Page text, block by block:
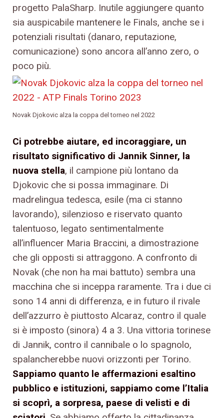
progetto PalaSharp. Inutile aggiungere quanto
sia auspicabile mantenere le Finals, anche se i
potenziali risultati (danaro, reputazione,
comunicazione) sono ancora all’anno zero, o
poco più.
Novak Djokovic alza la coppa del torneo nel 2022
Ci potrebbe aiutare, ed incoraggiare, un
risultato significativo di Jannik Sinner, la
nuova stella, il campione più lontano da
Djokovic che si possa immaginare. Di
madrelingua tedesca, esile (ma ci stanno
lavorando), silenzioso e riservato quanto
talentuoso, legato sentimentalmente
all’influencer Maria Braccini, a dimostrazione
che gli opposti si attraggono. A confronto di
Novak (che non ha mai battuto) sembra una
macchina che si inceppa raramente. Tra i due ci
sono 14 anni di differenza, e in futuro il rivale
dell’azzurro è piuttosto Alcaraz, contro il quale
si è imposto (sinora) 4 a 3. Una vittoria torinese
di Jannik, contro il cannibale o lo spagnolo,
spalancherebbe nuovi orizzonti per Torino.
Sappiamo quanto le affermazioni esaltino
pubblico e istituzioni, sappiamo come l’Italia
si scoprì, a sorpresa, paese di velisti e di